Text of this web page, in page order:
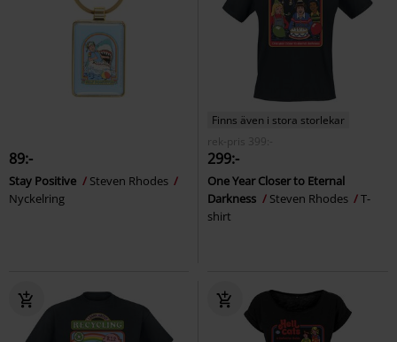
89:-
Stay Positive
Steven Rhodes
Nyckelring
Finns även i stora storlekar
rek-pris
399:-
299:-
One Year Closer to Eternal
Darkness
Steven Rhodes
T-
shirt